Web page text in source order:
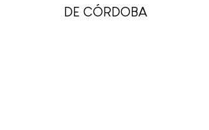
DE CÓRDOBA